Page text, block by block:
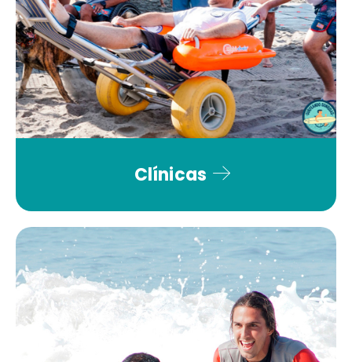
Clínicas